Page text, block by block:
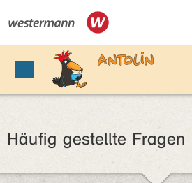
Häufig gestellte Fragen